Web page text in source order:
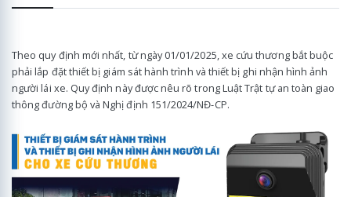
Theo quy định mới nhất, từ ngày 01/01/2025, xe cứu thương bắt buộc
phải lắp đặt thiết bị giám sát hành trình và thiết bị ghi nhận hình ảnh
người lái xe. Quy định này được nêu rõ trong Luật Trật tự an toàn giao
thông đường bộ và Nghị định 151/2024/NĐ-CP.